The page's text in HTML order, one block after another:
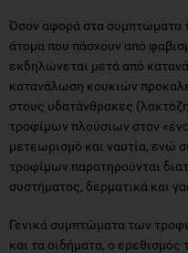
Όσον αφορά στα συμπτώματα
άτομα που πάσχουν από
εκδηλώνεται μετά από
κατανάλωση κουκιών
στους υδατάνθρακες
τροφίμων πλούσιων στον
μετεωρισμό και ναυτία, ενώ
τροφίμων παρατηρούνται
συστήματος, δερματικά και
Γενικά συμπτώματα των
και τα οιδήματα, ο ερεθισμός